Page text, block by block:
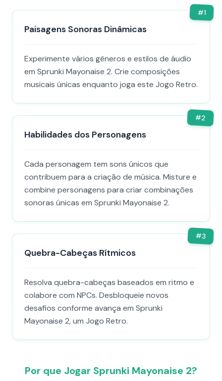
#1
Paisagens Sonoras Dinâmicas
Experimente vários gêneros e estilos de áudio
em Sprunki Mayonaise 2. Crie composições
musicais únicas enquanto joga este Jogo Retro.
#2
Habilidades dos Personagens
Cada personagem tem sons únicos que
contribuem para a criação de música. Misture e
combine personagens para criar combinações
sonoras únicas em Sprunki Mayonaise 2.
#3
Quebra-Cabeças Rítmicos
Resolva quebra-cabeças baseados em ritmo e
colabore com NPCs. Desbloqueie novos
desafios conforme avança em Sprunki
Mayonaise 2, um Jogo Retro.
Por que Jogar Sprunki Mayonaise 2?